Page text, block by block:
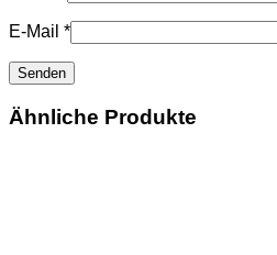
E-Mail *
Ähnliche Produkte